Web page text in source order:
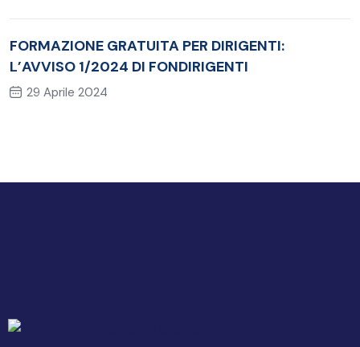
FORMAZIONE GRATUITA PER DIRIGENTI:
L’AVVISO 1/2024 DI FONDIRIGENTI
29 Aprile 2024